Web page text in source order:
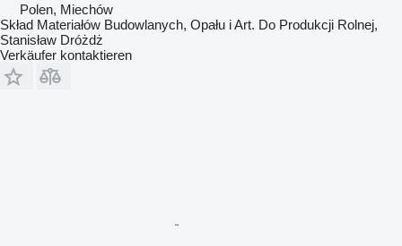
Polen, Miechów
Skład Materiałów Budowlanych, Opału i Art. Do Produkcji Rolnej,
Stanisław Dróżdż
Verkäufer kontaktieren